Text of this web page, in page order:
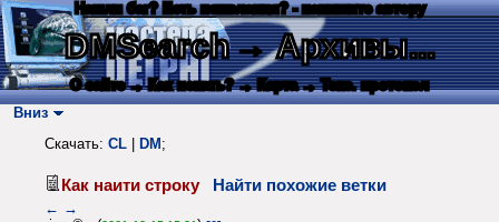
Нашли баг? Есть пожелания? - напишите автору
DMSearch→ Архивы...
О сайте → Как искать? → Карта → Текс. протокол
Вниз
Скачать: CL DM ;
Как наити строку Найти похожие ветки
← →